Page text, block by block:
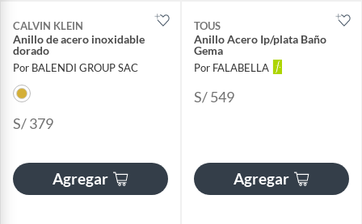
CALVIN KLEIN
Anillo de acero inoxidable
dorado
Por BALENDI GROUP SAC
S/ 379
Agregar
TOUS
Anillo Acero Ip/plata Baño
Gema
Por FALABELLA
S/ 549
Agregar